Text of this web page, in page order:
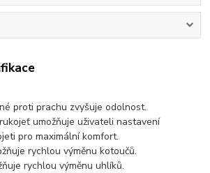
proti prachu zvyšuje odolnost.
umožňuje uživateli nastavení
pro maximální komfort.
rychlou výměnu kotoučů.
rychlou výměnu uhlíků.